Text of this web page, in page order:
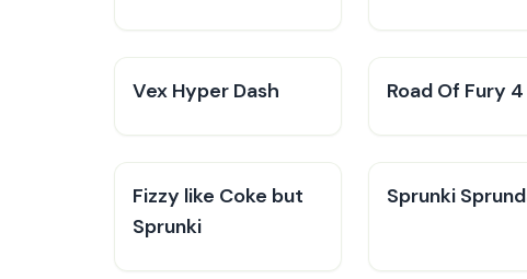
Vex Hyper Dash Road Of Fury 4
Fizzy like Coke but
Sprunki
Sprunki